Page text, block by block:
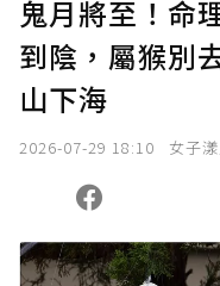
您當前剩餘 U 利
鬼月將至！命
到陰，屬猴別
山下海
2026-07-29 18:10 女子